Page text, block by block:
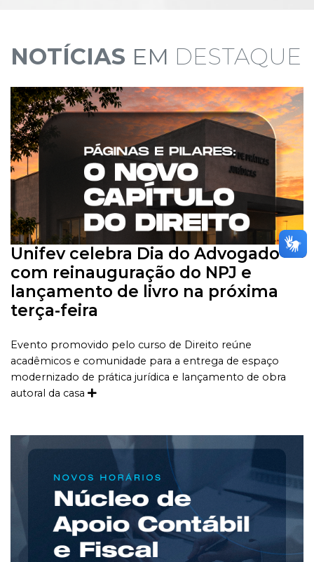
NOTÍCIAS EM DESTAQUE
Unifev celebra Dia do Advogado
com reinauguração do NPJ e
lançamento de livro na próxima
terça-feira
Evento promovido pelo curso de Direito reúne
acadêmicos e comunidade para a entrega de espaço
modernizado de prática jurídica e lançamento de obra
autoral da casa